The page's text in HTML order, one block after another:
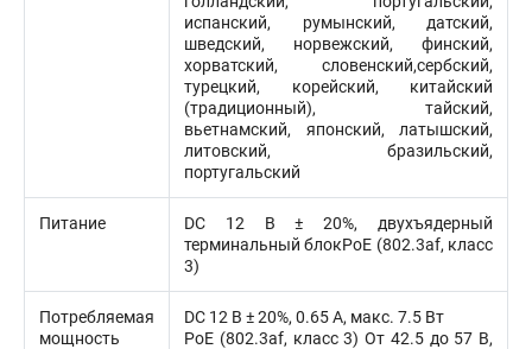
испанский, румынский, датский,
шведский, норвежский, финский,
хорватский, словенский,сербский,
турецкий, корейский, китайский
(традиционный), тайский,
вьетнамский, японский, латышский,
литовский, бразильский,
португальский
Питание
DC 12 В ± 20%, двухъядерный
терминальный блокPoE (802.3af, класс
3)
Потребляемая
мощность
DC 12 В ± 20%, 0.65 А, макс. 7.5 Вт
PoE (802.3af, класс 3) От 42.5 до 57 В,